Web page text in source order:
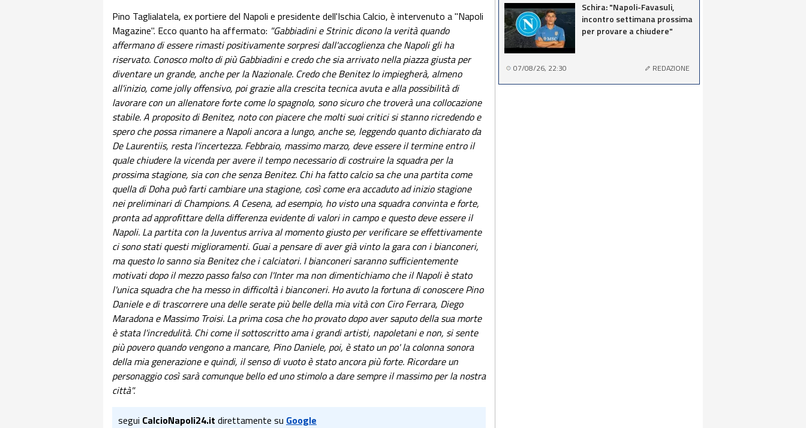
Pino Taglialatela, ex portiere del Napoli e presidente dell'Ischia Calcio, è intervenuto a "Napoli
Magazine". Ecco quanto ha affermato: "Gabbiadini e Strinic dicono la verità quando
affermano di essere rimasti positivamente sorpresi dall'accoglienza che Napoli gli ha
riservato. Conosco molto di più Gabbiadini e credo che sia arrivato nella piazza giusta per
diventare un grande, anche per la Nazionale. Credo che Benitez lo impiegherà, almeno
all'inizio, come jolly offensivo, poi grazie alla crescita tecnica avuta e alla possibilità di
lavorare con un allenatore forte come lo spagnolo, sono sicuro che troverà una collocazione
stabile. A proposito di Benitez, noto con piacere che molti suoi critici si stanno ricredendo e
spero che possa rimanere a Napoli ancora a lungo, anche se, leggendo quanto dichiarato da
De Laurentiis, resta l'incertezza. Febbraio, massimo marzo, deve essere il termine entro il
quale chiudere la vicenda per avere il tempo necessario di costruire la squadra per la
prossima stagione, sia con che senza Benitez. Chi ha fatto calcio sa che una partita come
quella di Doha può farti cambiare una stagione, così come era accaduto ad inizio stagione
nei preliminari di Champions. A Cesena, ad esempio, ho visto una squadra convinta e forte,
pronta ad approfittare della differenza evidente di valori in campo e questo deve essere il
Napoli. La partita con la Juventus arriva al momento giusto per verificare se effettivamente
ci sono stati questi miglioramenti. Guai a pensare di aver già vinto la gara con i bianconeri,
ma questo lo sanno sia Benitez che i calciatori. I bianconeri saranno sufficientemente
motivati dopo il mezzo passo falso con l'Inter ma non dimentichiamo che il Napoli è stato
l'unica squadra che ha messo in difficoltà i bianconeri. Ho avuto la fortuna di conoscere Pino
Daniele e di trascorrere una delle serate più belle della mia vità con Ciro Ferrara, Diego
Maradona e Massimo Troisi. La prima cosa che ho provato dopo aver saputo della sua morte
è stata l'incredulità. Chi come il sottoscritto ama i grandi artisti, napoletani e non, si sente
più povero quando vengono a mancare, Pino Daniele, poi, è stato un po' la colonna sonora
della mia generazione e quindi, il senso di vuoto è stato ancora più forte. Ricordare un
personaggio così sarà comunque bello ed uno stimolo a dare sempre il massimo per la nostra
città".
segui CalcioNapoli24.it direttamente su Google
Schira: "Napoli-Favasuli,
incontro settimana prossima
per provare a chiudere"
07/08/26, 22:30 REDAZIONE